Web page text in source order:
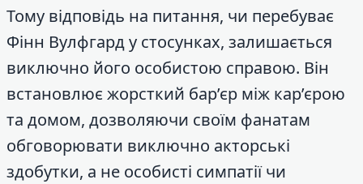
Тому відповідь на питання, чи перебуває
Фінн Вулфгард у стосунках, залишається
виключно його особистою справою. Він
встановлює жорсткий бар’єр між кар’єрою
та домом, дозволяючи своїм фанатам
обговорювати виключно акторські
здобутки, а не особисті симпатії чи